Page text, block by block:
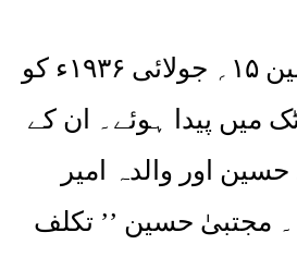
مجتبیٰ حسین ۱۵؍ جولائی ۱۹۳۶ء کو
میں پیدا ہوئے۔ ان کے
اور والدہ امیر
۔ مجتبیٰ حسین ’’ تکلف